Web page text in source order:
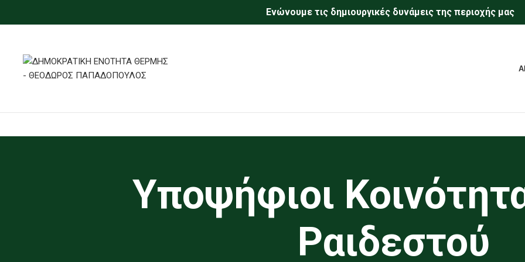
Eνώνουμε τις δημιουργικές δυνάμεις της περιοχής μας
Υποψήφιοι
Ραιδεστού